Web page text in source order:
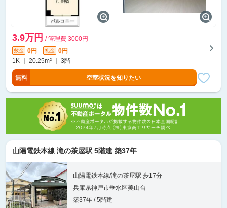
3.9万円 / 管理費 3000円
敷金 0円 礼金
0円
1K ｜ 20.25m² ｜ 3階
無料 空室状況を知りたい
山陽電鉄本線 滝の茶屋駅 5階建 築37年
山陽電鉄本線/滝の茶屋駅 歩17分
兵庫県神戸市垂水区美山台
築37年 / 5階建